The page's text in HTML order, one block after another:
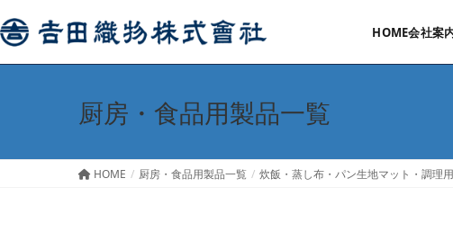
HOME会社案
厨房・食品用製品一覧
HOME 厨房・食品用製品一覧 炊飯・蒸し布・パン生地マット・調理